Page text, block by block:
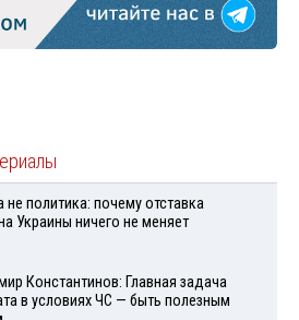
не политика: почему отставка
Украины ничего не меняет
Константинов: Главная задача
в условиях ЧС — быть полезным